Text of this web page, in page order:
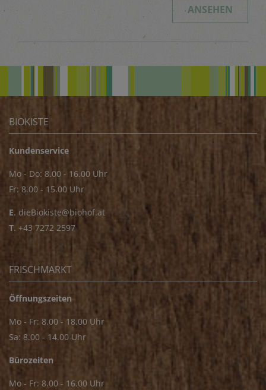
ANSEHEN
BIOKISTE
Kundenservice
Mo - Do: 8.00 - 16.00 Uhr
Fr: 8.00 - 15.00 Uhr
E. dieBiokiste@biohof.at
T. +43 7272 2597
FRISCHMARKT
Öffnungszeiten
Mo - Fr: 8.00 - 18.00 Uhr
Sa: 8.00 - 14.00 Uhr
Bürozeiten
Mo - Fr: 8.00 - 16.00 Uhr